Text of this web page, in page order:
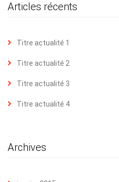
Articles récents
Titre actualité 1
Titre actualité 2
Titre actualité 3
Titre actualité 4
Archives